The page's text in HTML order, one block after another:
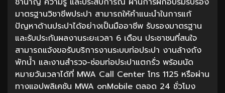
มาตรฐานวิชาชีพประปา สามารถให้คำแนะนำในการแก้
ปัญหาด้านประปาได้อย่างเป็นมืออาชีพ รับรองมาตรฐาน
และรับประกันผลงานระยะเวลา 6 เดือน ประชาชนที่สนใจ
สามารถแจ้งขอรับบริการงานระบบท่อประปา งานล้างถัง
พักน้ำ และงานสำรวจ-ซ่อมท่อประปาแตกรั่ว พร้อมนัด
หมายวันเวลาได้ที่ MWA Call Center โทร 1125 หรือผ่าน
ทางแอปพลิเคชัน MWA onMobile ตลอด 24 ชั่วโมง